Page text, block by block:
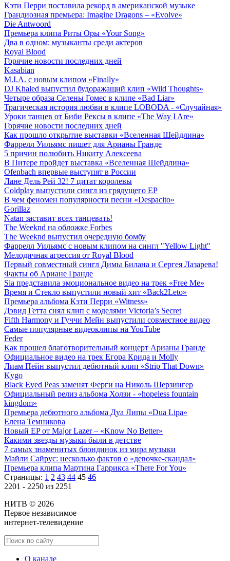
Кэти Перри поставила рекорд в американской музыке
Грандиозная премьера: Imagine Dragons – «Evolve»
Die Antwoord
Премьера клипа Риты Оры «Your Song»
Два в одном: музыканты среди актеров
Royal Blood
Горячие новости последних дней
Kasabian
M.I.A. с новым клипом «Finally»
DJ Khaled выпустил будоражащий клип «Wild Thoughts»
Четыре образа Селены Гомес в клипе «Bad Liar»
Трагическая история любви в клипе LOBODA - «Случайная»
Уроки танцев от Биби Рексы в клипе «The Way I Are»
Горячие новости последних дней
Как прошло открытие выставки «Вселенная Шейдлина»
Фаррелл Уильямс пишет для Арианы Гранде
5 причин полюбить Никиту Алексеева
В Питере пройдет выставка «Вселенная Шейдлина»
Ofenbach впервые выступят в России
Лане Дель Рей 32! 7 цитат королевы
Coldplay выпустили сингл из грядущего EP
В чем феномен популярности песни «Despacito»
Gorillaz
Natan заставит всех танцевать!
The Weeknd на обложке Forbes
The Weeknd выпустил очередную бомбу
Фаррелл Уильямс с новым клипом на сингл "Yellow Light"
Мелодичная агрессия от Royal Blood
Первый совместный сингл Димы Билана и Сергея Лазарева!
Факты об Ариане Гранде
Sia представила эмоциональное видео на трек «Free Me»
Время и Стекло выпустили новый хит «Back2Leto»
Премьера альбома Кэти Перри «Witness»
Дэвид Гетта снял клип с моделями Victoria’s Secret
Fifth Harmony и Гуччи Мейн выпустили совместное видео
Самые популярные видеоклипы на YouTube
Feder
Как прошел благотворительный концерт Арианы Гранде
Официальное видео на трек Егора Крида и Molly
Лиам Пейн выпустил дебютный клип «Strip That Down»
Kygo
Black Eyed Peas заменят Ферги на Николь Шерзингер
Официальный релиз альбома Холзи - «hopeless fountain
kingdom»
Премьера дебютного альбома Дуа Липы «Dua Lipa»
Елена Темникова
Новый EP от Major Lazer – «Know No Better»
Какими звезды музыки были в детстве
7 самых знаменитых блондинок из мира музыки
Майли Сайрус: несколько фактов о «девочке-скандал»
Премьера клипа Мартина Гаррикса «There For You»
Страницы: 1 2 43 44 45 46
2201 - 2250 из 2251
НИТВ © 2026
Первое независимое
интернет-телевидение
О канале